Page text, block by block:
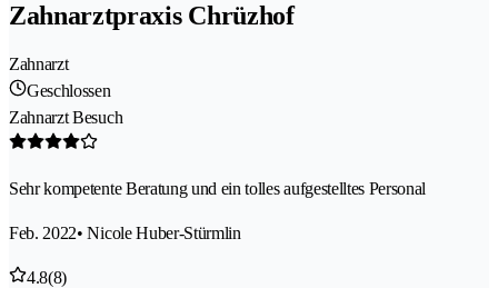
Zahnarztpraxis Chrüzhof
Zahnarzt
Geschlossen
Zahnarzt Besuch
Sehr kompetente Beratung und ein tolles aufgestelltes Personal
Feb. 2022• Nicole Huber-Stürmlin
4.8(8)